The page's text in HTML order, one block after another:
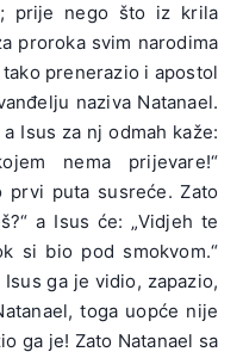
prije nego što iz krila
proroka svim narodima
prenerazio i apostol
naziva Natanael.
Isus za nj odmah kaže:
nema prijevare!“
prvi puta susreće. Zato
a Isus će: „Vidjeh te
si bio pod smokvom.“
ga je vidio, zapazio,
toga uopće nije
ga je! Zato Natanael sa